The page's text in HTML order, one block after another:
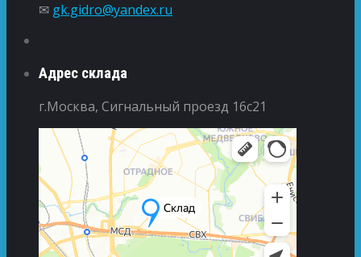
✉ gk.gidro@yandex.ru
Адрес склада
г.Москва, Сигнальный проезд 16с21